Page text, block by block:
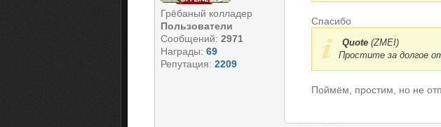
Грёбаный колладер
Пользователи
Сообщений: 2971
Награды: 69
Репутация: 2209
Спасибо
Quote (ZMEI)
Простите за долгое
Поймём, простим, но не